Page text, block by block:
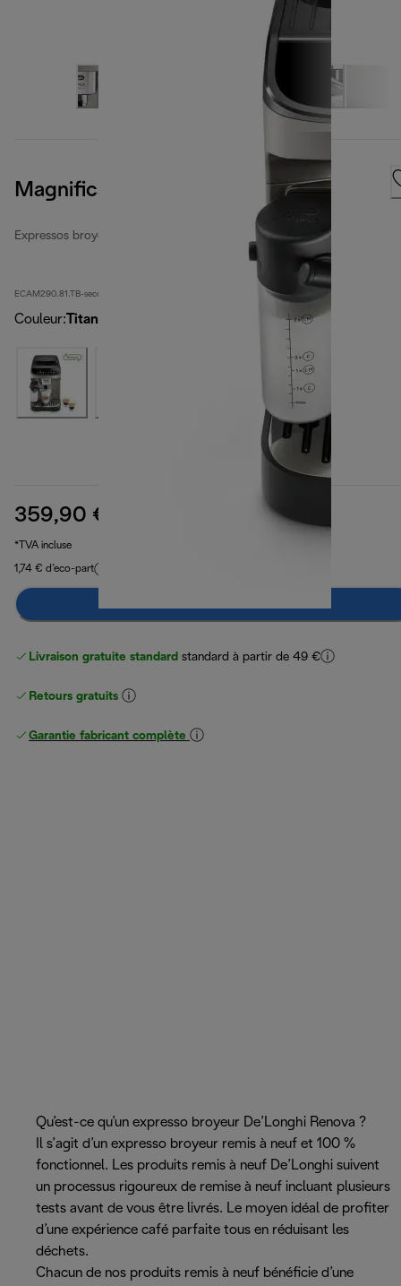
Magnifica Evo
Expressos broyeurs automatiques reconditionnés
ECAM290.81.TB-second
Couleur: Titanium noir
359,90 € prix original 589,90 €
*TVA incluse
1,74 € d’eco-part
Livraison gratuite standard standard à partir de 49 €
Retours gratuits
Garantie fabricant complète
Qu’est-ce qu’un expresso broyeur De’Longhi Renova ?
Il s’agit d’un expresso broyeur remis à neuf et 100 %
fonctionnel. Les produits remis à neuf De’Longhi suivent
un processus rigoureux de remise à neuf incluant plusieurs
tests avant de vous être livrés. Le moyen idéal de profiter
d’une expérience café parfaite tous en réduisant les
déchets.
Chacun de nos produits remis à neuf bénéficie d’une